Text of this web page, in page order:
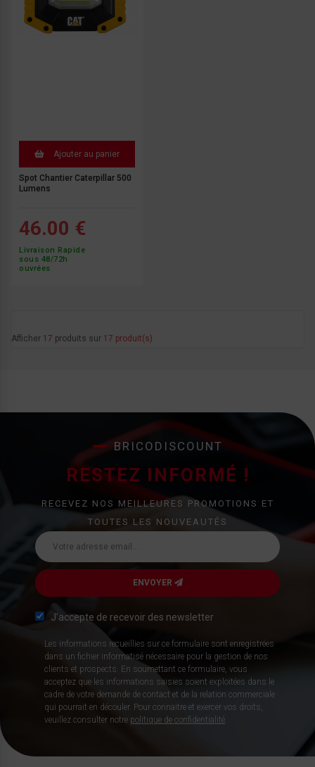
Ajouter au panier
Spot Chantier Caterpillar 500
Lumens
46.00 €
Livraison Rapide
sous 48/72h
ouvrées
Afficher 17 produits sur 17 produit(s)
BRICODISCOUNT
RESTEZ INFORMÉ !
RECEVEZ NOS MEILLEURES PROMOTIONS ET
TOUTES LES NOUVEAUTÉS
ENVOYER
J’accepte de recevoir des newsletter
Les informations recueillies sur ce formulaire sont enregistrées
dans un fichier informatisé nécessaire pour la gestion de nos
clients et prospects. En soumettant ce formulaire, vous
acceptez que les informations saisies soient exploitées dans le
cadre de votre demande de contact et de la relation commerciale
qui pourrait en découler. Pour connaitre et exercer vos droits,
veuillez consulter notre politique de confidentialité